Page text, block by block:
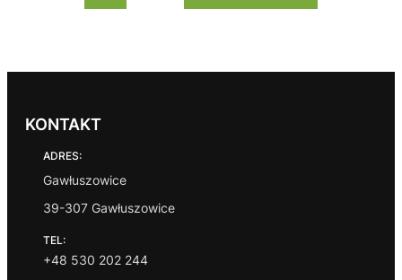
KONTAKT
ADRES:
Gawłuszowice
39-307 Gawłuszowice
TEL:
+48 530 202 244